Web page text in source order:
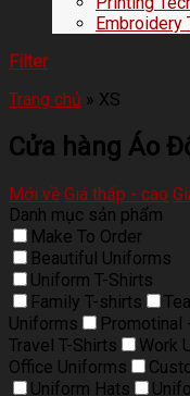
Embroidery
Filter
Trang chủ » XS
Cửa hàng Áo
Mới về Giá thấp - cao
Danh mục sản phẩm
Make To Order
Beautiful Uniforms
Uniform T-Shirts
Family T-shirts
Uniforms
Promotinal
Travel T-Shirts
Work
Office Uniforms
Uniform Hats